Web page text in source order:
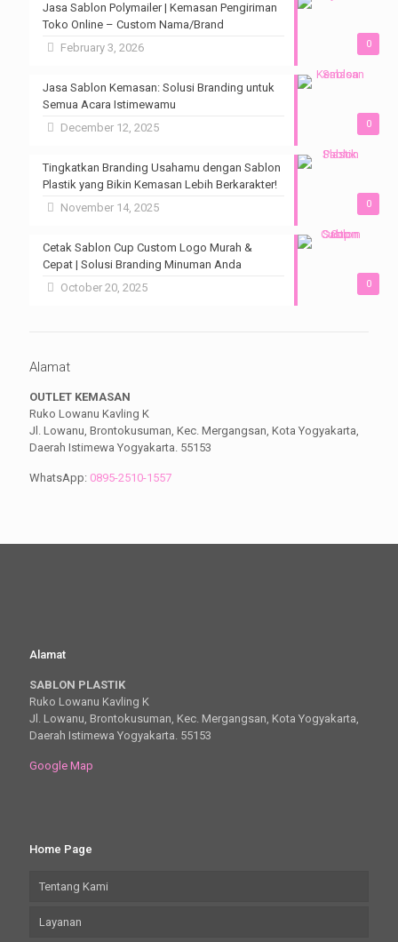
0
Jasa Sablon Polymailer | Kemasan Pengiriman
Toko Online – Custom Nama/Brand
February 3, 2026
0
Jasa Sablon Kemasan: Solusi Branding untuk
Semua Acara Istimewamu
December 12, 2025
0
Tingkatkan Branding Usahamu dengan Sablon
Plastik yang Bikin Kemasan Lebih Berkarakter!
November 14, 2025
0
Cetak Sablon Cup Custom Logo Murah &
Cepat | Solusi Branding Minuman Anda
October 20, 2025
Alamat
OUTLET KEMASAN
Ruko Lowanu Kavling K
Jl. Lowanu, Brontokusuman, Kec. Mergangsan, Kota Yogyakarta,
Daerah Istimewa Yogyakarta. 55153
WhatsApp: 0895-2510-1557
Alamat
SABLON PLASTIK
Ruko Lowanu Kavling K
Jl. Lowanu, Brontokusuman, Kec. Mergangsan, Kota Yogyakarta,
Daerah Istimewa Yogyakarta. 55153
Google Map
Home Page
Tentang Kami
Layanan